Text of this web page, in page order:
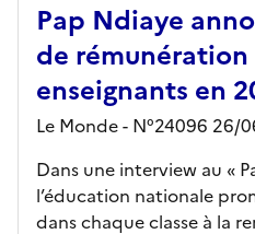
Pap Ndiaye
de rémunération
enseignants en
Le Monde - N°24096 26/
Dans une interview au «
l’éducation nationale
dans chaque classe à la